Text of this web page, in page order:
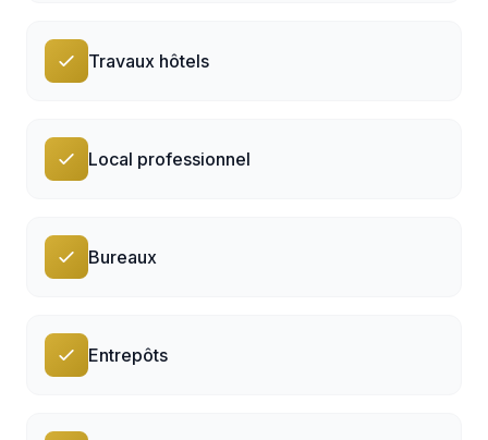
Travaux hôtels
Local professionnel
Bureaux
Entrepôts